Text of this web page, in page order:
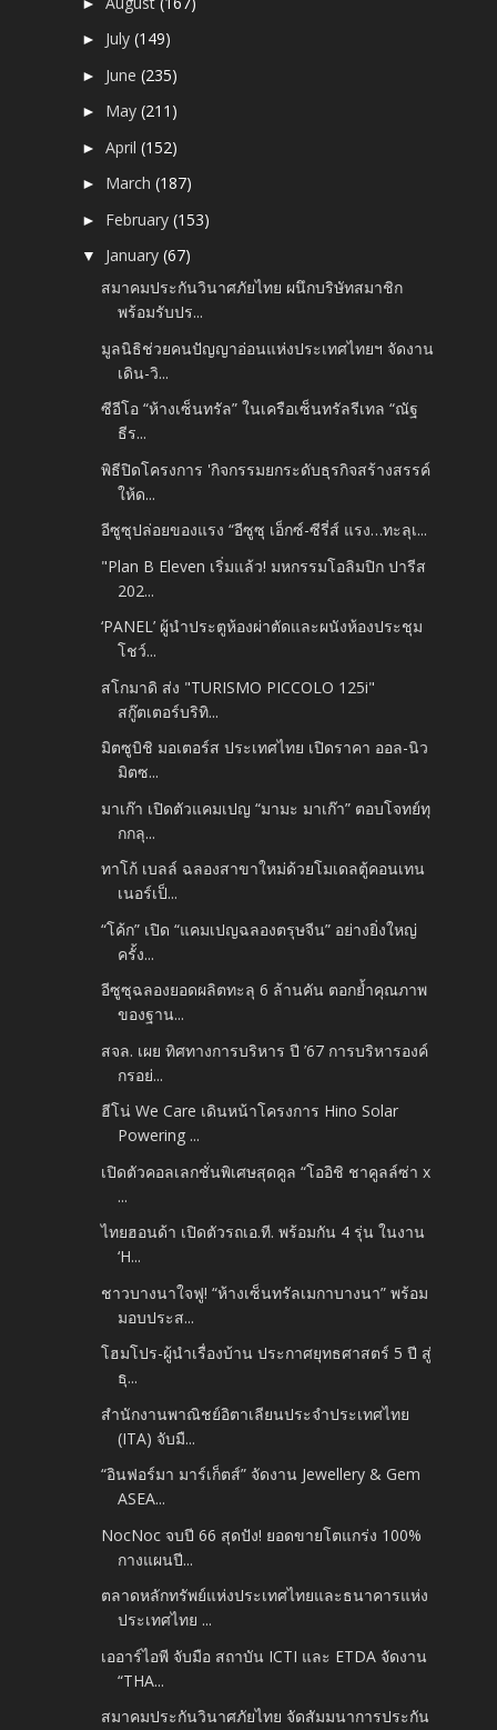
► July(149)
► June(235)
► May(211)
►April(152)
► March(187)
► February(153)
▼ January(67)
สมาคมประกันวินาศภัยไทย ผนึกบริษัทสมาชิก
พร้อมรับปร...
มูลนิธิช่วยคนปัญญาอ่อนแห่งประเทศไทยฯ จัดงาน
เดิน-วิ...
ซีอีโอ “ห้างเซ็นทรัล” ในเครือเซ็นทรัลรีเทล “ณัฐ
ธีร...
พิธีปิดโครงการ 'กิจกรรมยกระดับธุรกิจสร้างสรรค์
ให้ด...
อีซูซุปล่อยของแรง “อีซูซุ เอ็กซ์-ซีรี่ส์ แรง…ทะลุเ...
"Plan B Eleven เริ่มแล้ว! มหกรรมโอลิมปิก ปารีส
202...
‘PANEL’ ผู้นำประตูห้องผ่าตัดและผนังห้องประชุม
โชว์...
สโกมาดิ ส่ง "TURISMO PICCOLO 125i"
สกู๊ตเตอร์บริทิ...
มิตซูบิชิ มอเตอร์ส ประเทศไทย เปิดราคา ออล-นิว
มิตซ...
มาเก๊า เปิดตัวแคมเปญ “มามะ มาเก๊า” ตอบโจทย์ทุ
กกลุ...
ทาโก้ เบลล์ ฉลองสาขาใหม่ด้วยโมเดลตู้คอนเทน
เนอร์เป็...
“โค้ก” เปิด “แคมเปญฉลองตรุษจีน” อย่างยิ่งใหญ่
ครั้ง...
อีซูซุฉลองยอดผลิตทะลุ 6 ล้านคัน ตอกย้ำคุณภาพ
ของฐาน...
สจล. เผย ทิศทางการบริหาร ปี ’67 การบริหารองค์
กรอย่...
ฮีโน่ We Care เดินหน้าโครงการ Hino Solar
Powering ...
เปิดตัวคอลเลกชั่นพิเศษสุดคูล “โออิชิ ชาคูลล์ซ่า x
...
ไทยฮอนด้า เปิดตัวรถเอ.ที. พร้อมกัน 4 รุ่น ในงาน
‘H...
ชาวบางนาใจฟู! “ห้างเซ็นทรัลเมกาบางนา” พร้อม
มอบประส...
โฮมโปร-ผู้นำเรื่องบ้าน ประกาศยุทธศาสตร์ 5 ปี สู่
ธุ...
สำนักงานพาณิชย์อิตาเลียนประจำประเทศไทย
(ITA) จับมื...
“อินฟอร์มา มาร์เก็ตส์” จัดงาน Jewellery & Gem
ASEA...
NocNoc จบปี 66 สุดปัง! ยอดขายโตแกร่ง 100%
กางแผนปี...
ตลาดหลักทรัพย์แห่งประเทศไทยและธนาคารแห่ง
ประเทศไทย ...
เออาร์ไอพี จับมือ สถาบัน ICTI และ ETDA จัดงาน
“THA...
สมาคมประกันวินาศภัยไทย จัดสัมมนาการประกัน